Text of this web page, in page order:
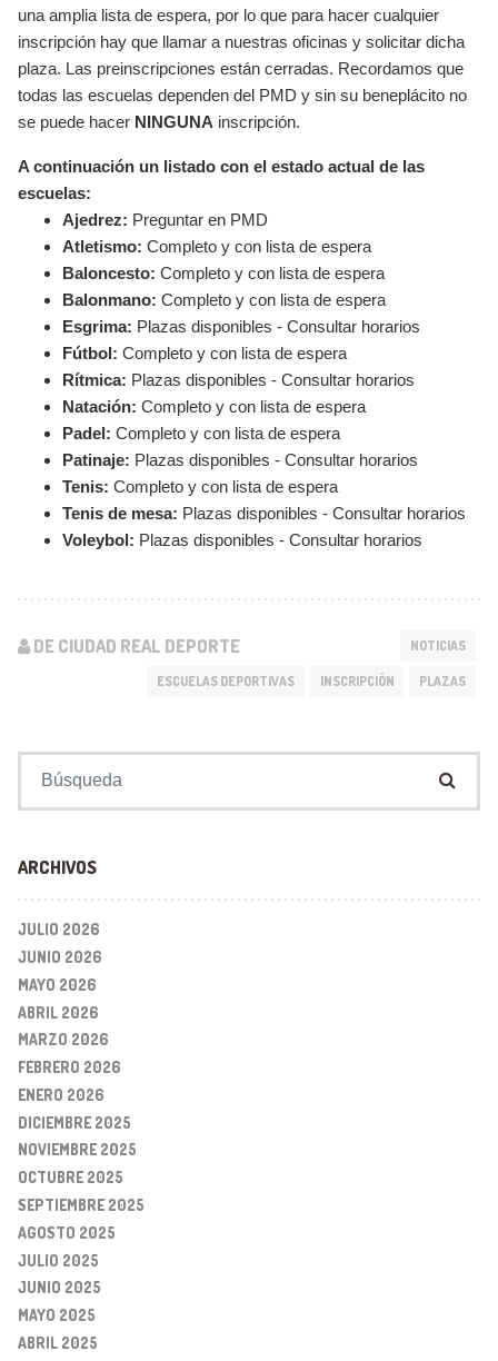
una amplia lista de espera, por lo que para hacer cualquier
inscripción hay que llamar a nuestras oficinas y solicitar dicha
plaza. Las preinscripciones están cerradas. Recordamos que
todas las escuelas dependen del PMD y sin su beneplácito no
se puede hacer NINGUNA inscripción.
A continuación un listado con el estado actual de las
escuelas:
Ajedrez: Preguntar en PMD
Atletismo: Completo y con lista de espera
Baloncesto: Completo y con lista de espera
Balonmano: Completo y con lista de espera
Esgrima: Plazas disponibles - Consultar horarios
Fútbol: Completo y con lista de espera
Rítmica: Plazas disponibles - Consultar horarios
Natación: Completo y con lista de espera
Padel: Completo y con lista de espera
Patinaje: Plazas disponibles - Consultar horarios
Tenis: Completo y con lista de espera
Tenis de mesa: Plazas disponibles - Consultar horarios
Voleybol: Plazas disponibles - Consultar horarios
DE CIUDAD REAL DEPORTE NOTICIAS
ESCUELAS DEPORTIVAS INSCRIPCIÓN PLAZAS
ARCHIVOS
JULIO 2026
JUNIO 2026
MAYO 2026
ABRIL 2026
MARZO 2026
FEBRERO 2026
ENERO 2026
DICIEMBRE 2025
NOVIEMBRE 2025
OCTUBRE 2025
SEPTIEMBRE 2025
AGOSTO 2025
JULIO 2025
JUNIO 2025
MAYO 2025
ABRIL 2025